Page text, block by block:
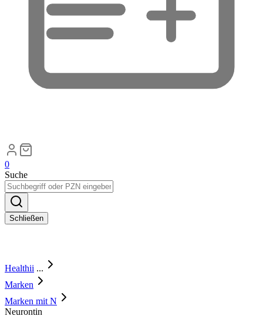
0
Suche
Schließen
Healthii ...
Marken
Marken mit N
Neurontin